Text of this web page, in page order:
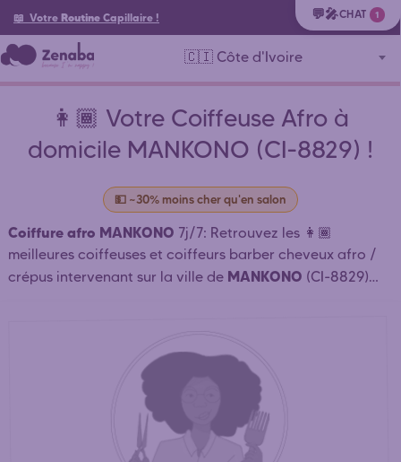
📖 Votre Routine Capillaire !
🇨🇮 Côte d'Ivoire
👩🏾 Votre Coiffeuse Afro à
domicile MANKONO (CI-8829) !
💵 ~30% moins cher qu'en salon
Coiffure afro MANKONO 7j/7: Retrouvez les 👩🏾
meilleures coiffeuses et coiffeurs barber cheveux afro /
crépus intervenant sur la ville de MANKONO (CI-8829)
⏱️ Mise en relation rapide. Réservation simple et rapide.
Prenez rendez-vous en ligne 24h/24 Contactez
directement les coiffeuses afro les plus proches de votre
domicile pour une coupe afro / africaine pas chère. (
qu'en salon de coiffure afro)
💬🎤CHAT 1